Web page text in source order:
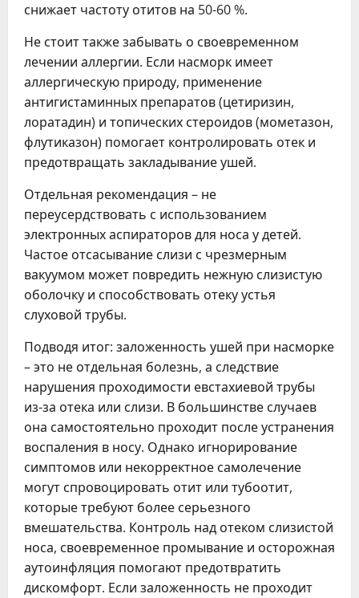
снижает частоту отитов на 50-60 %.
Не стоит также забывать о своевременном
лечении аллергии. Если насморк имеет
аллергическую природу, применение
антигистаминных препаратов (цетиризин,
лоратадин) и топических стероидов (мометазон,
флутиказон) помогает контролировать отек и
предотвращать закладывание ушей.
Отдельная рекомендация – не
переусердствовать с использованием
электронных аспираторов для носа у детей.
Частое отсасывание слизи с чрезмерным
вакуумом может повредить нежную слизистую
оболочку и способствовать отеку устья
слуховой трубы.
Подводя итог: заложенность ушей при насморке
– это не отдельная болезнь, а следствие
нарушения проходимости евстахиевой трубы
из-за отека или слизи. В большинстве случаев
она самостоятельно проходит после устранения
воспаления в носу. Однако игнорирование
симптомов или некорректное самолечение
могут спровоцировать отит или тубоотит,
которые требуют более серьезного
вмешательства. Контроль над отеком слизистой
носа, своевременное промывание и осторожная
аутоинфляция помогают предотвратить
дискомфорт. Если заложенность не проходит